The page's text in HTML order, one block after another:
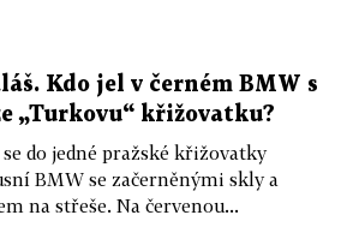
Kdo jel v černém BMW s
„Turkovu“ křižovatku?
do jedné pražské křižovatky
BMW se začerněnými skly a
na střeše. Na červenou...